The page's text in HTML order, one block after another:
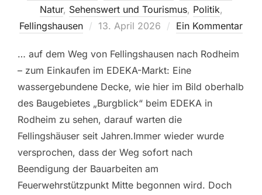
Natur, Sehenswert und Tourismus, Politik,
Fellingshausen
Veröffentlicht
13. April 2026 Ein Kommentar
… auf dem Weg von Fellingshausen nach Rodheim
– zum Einkaufen im EDEKA-Markt: Eine
wassergebundene Decke, wie hier im Bild oberhalb
des Baugebietes „Burgblick“ beim EDEKA in
Rodheim zu sehen, darauf warten die
Fellingshäuser seit Jahren.Immer wieder wurde
versprochen, dass der Weg sofort nach
Beendigung der Bauarbeiten am
Feuerwehrstützpunkt Mitte begonnen wird. Doch